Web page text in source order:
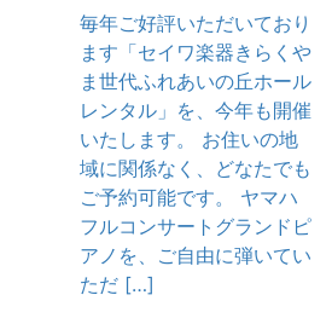
毎年ご好評いただいており
ます「セイワ楽器きらくや
ま世代ふれあいの丘ホール
レンタル」を、今年も開催
いたします。 お住いの地
域に関係なく、どなたでも
ご予約可能です。 ヤマハ
フルコンサートグランドピ
アノを、ご自由に弾いてい
ただ […]